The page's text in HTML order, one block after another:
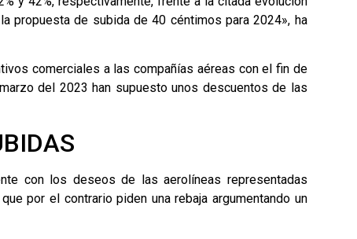
propuesta de subida de 40 céntimos para 2024», ha
comerciales a las compañías aéreas con el fin de
del 2023 han supuesto unos descuentos de las
con los deseos de las aerolíneas representadas
por el contrario piden una rebaja argumentando un